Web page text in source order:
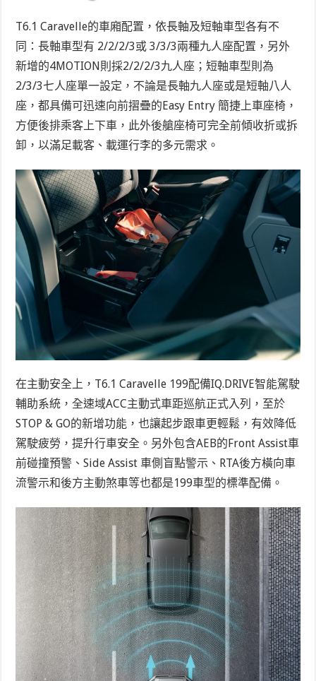
T6.1 Caravelle的車廂配置，依長軸及短軸車型各有不
同：長軸車型有 2/2/2/3或 3/3/3兩種九人座配置，另外
新增的4MOTION則採2/2/2/3九人座；短軸車型則為
2/3/3七人座單一設定，不論是長軸九人座或是短軸八人
座，都具備可迅速向前摺疊的Easy Entry 簡捷上車座椅，
方便後排乘客上下車，此外後艙座椅可完全前傾收折或拆
卸，以滿足載客、載運行李的多元需求。
在主動安全上，T6.1 Caravelle 199配備IQ.DRIVE智能駕駛
輔助系統，全速域ACC主動式車距巡航正式入列，至於
STOP & GO的新增功能，也讓起步跟車更輕鬆，有效降低
駕駛疲勞，提升行車安全。另外包含AEB的Front Assist車
前碰撞預警、Side Assist 車側盲點警示、RTA後方橫向車
流警示和後方主動煞車等也都是199車型的標準配備。